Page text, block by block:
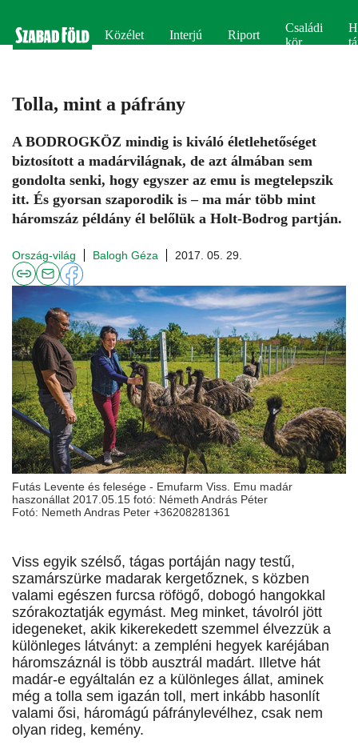
Közélet Interjú Riport
Családi
kör
Tolla, mint a páfrány
A BODROGKÖZ mindig is kiváló életlehetőséget
biztosított a madárvilágnak, de azt álmában sem
gondolta senki, hogy egyszer az emu is megtelepszik
itt. És gyorsan szaporodik is – ma már több mint
háromszáz példány él belőlük a Holt-Bodrog partján.
Ország-világ Balogh Géza 2017. 05. 29.
Futás Levente és felesége - Emufarm Viss. Emu madár
haszonállat 2017.05.15 fotó: Németh András Péter
Fotó: Nemeth Andras Peter +36208281361
Viss egyik szélső, tágas portáján nagy testű,
szamárszürke madarak kergetőznek, s közben
valami egészen furcsa röfögő, dobogó hangokkal
szórakoztatják egymást. Meg minket, távolról jött
idegeneket, akik kikerekedett szemmel élvezzük a
különleges látványt: a zempléni hegyek karéjában
háromszáznál is több ausztrál madárt. Illetve hát
madár-e egyáltalán ez a különleges állat, aminek
még a tolla sem igazán toll, mert inkább hasonlít
valami ősi, háromágú páfránylevélhez, csak nem
olyan rideg, kemény.